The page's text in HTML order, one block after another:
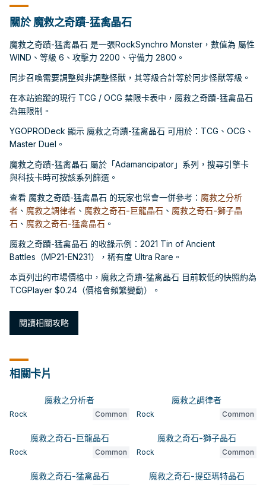
關於 魔救之奇蹟-猛禽晶石
魔救之奇蹟-猛禽晶石 是一張RockSynchro Monster，數值為 屬性
WIND、等級 6、攻擊力 2200、守備力 2800。
同步召喚需要調整與非調整怪獸，其等級合計等於同步怪獸等級。
在本站追蹤的現行 TCG / OCG 禁限卡表中，魔救之奇蹟-猛禽晶石
為無限制。
YGOPRODeck 顯示 魔救之奇蹟-猛禽晶石 可用於：TCG、OCG、
Master Duel。
魔救之奇蹟-猛禽晶石 屬於「Adamancipator」系列，搜尋引擎卡
與科技卡時可按該系列篩選。
查看 魔救之奇蹟-猛禽晶石 的玩家也常會一併參考： 魔救之分析
者 、 魔救之調律者 、 魔救之奇石-巨龍晶石 、 魔救之奇石-獅子晶
石 、 魔救之奇石-猛禽晶石 。
魔救之奇蹟-猛禽晶石 的收錄示例：2021 Tin of Ancient
Battles（MP21-EN231），稀有度 Ultra Rare。
本頁列出的市場價格中，魔救之奇蹟-猛禽晶石 目前較低的快照約為
TCGPlayer $0.24（價格會頻繁變動）。
閱讀相關攻略
相關卡片
魔救之分析者
Rock Common
魔救之調律者
Rock Common
魔救之奇石-巨龍晶石
Rock Common
魔救之奇石-獅子晶石
Rock Common
魔救之奇石-猛禽晶石 魔救之奇石-提亞瑪特晶石